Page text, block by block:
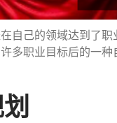
自己的领域达到了
多职业目标后的一种